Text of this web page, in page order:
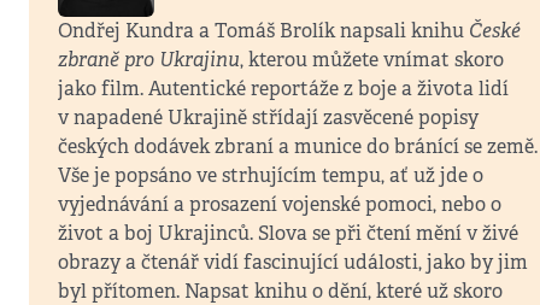
Ondřej Kundra a Tomáš Brolík napsali knihu České
zbraně pro Ukrajinu, kterou můžete vnímat skoro
jako film. Autentické reportáže z boje a života lidí
v napadené Ukrajině střídají zasvěcené popisy
českých dodávek zbraní a munice do bránící se země.
Vše je popsáno ve strhujícím tempu, ať už jde o
vyjednávání a prosazení vojenské pomoci, nebo o
život a boj Ukrajinců. Slova se při čtení mění v živé
obrazy a čtenář vidí fascinující události, jako by jim
byl přítomen. Napsat knihu o dění, které už skoro